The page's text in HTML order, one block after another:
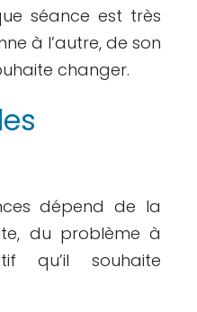
séance est très
à l’autre, de son
changer.
dépend de la
du problème à
qu’il souhaite